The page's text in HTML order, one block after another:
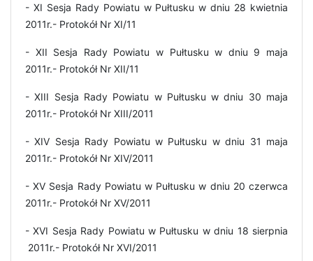
- XI Sesja Rady Powiatu w Pułtusku w dniu 28 kwietnia
2011r.- Protokół Nr XI/11
- XII Sesja Rady Powiatu w Pułtusku w dniu 9 maja
2011r.- Protokół Nr XII/11
- XIII Sesja Rady Powiatu w Pułtusku w dniu 30 maja
2011r.- Protokół Nr XIII/2011
- XIV Sesja Rady Powiatu w Pułtusku w dniu 31 maja
2011r.- Protokół Nr XIV/2011
- XV Sesja Rady Powiatu w Pułtusku w dniu 20 czerwca
2011r.- Protokół Nr XV/2011
- XVI Sesja Rady Powiatu w Pułtusku w dniu 18 sierpnia
2011r.- Protokół Nr XVI/2011